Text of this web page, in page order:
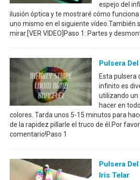
espejo del
ilusión óptica y te mostraré cómo
uno mismo en el siguiente vídeo.También
mirar.[VER VIDEO]Paso 1: Partes y
Pulsera
Esta pulsera
infinito es
utilizando un
hacer en
colores. Tarda unos 5-15 minutos para
de la rapidez pillarle el truco de él.Por
comentario!Paso 1
Pulsera
Iris Telar